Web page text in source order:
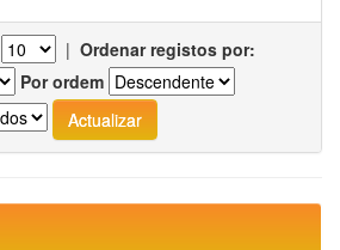
| Ordenar registos por:
Por ordem